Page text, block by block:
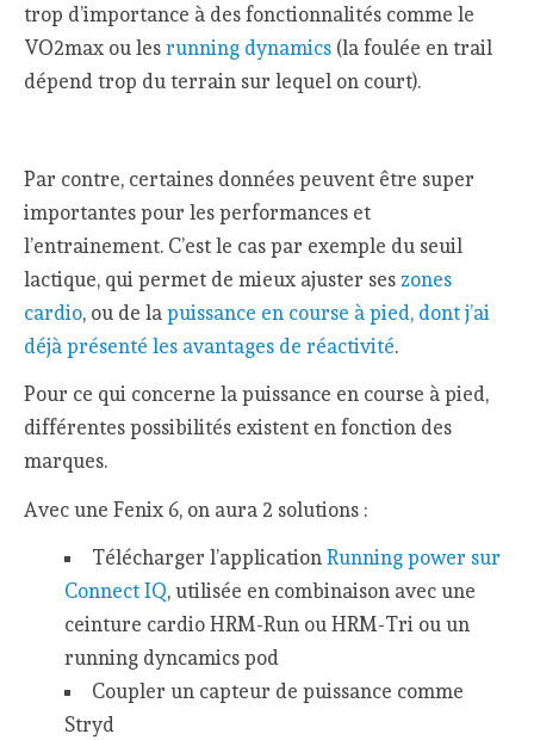
trop d’importance à des fonctionnalités comme le
VO2max ou lesrunning dynamics (la foulée en trail
dépend trop du terrain sur lequel on court).
Par contre, certaines données peuvent être super
importantes pour les performances et
l’entrainement. C’est le cas par exemple du seuil
lactique, qui permet de mieux ajuster ses zones
cardio, ou de lapuissance en course à pied, dont j’ai
déjà présenté les avantages de réactivité.
Pour ce qui concerne la puissance en course à pied,
différentes possibilités existent en fonction des
marques.
Avec une Fenix 6, on aura 2 solutions :
Télécharger l’application Running power sur
Connect IQ, utilisée en combinaison avec une
ceinture cardio HRM-Run ou HRM-Tri ou un
running dyncamics pod
Coupler un capteur de puissance comme
Stryd